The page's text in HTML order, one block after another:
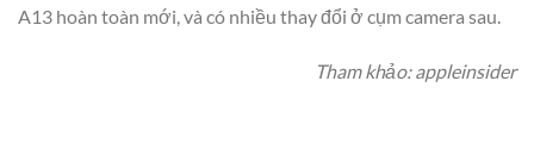
A13 hoàn toàn mới, và có nhiều thay đổi ở cụm camera sau.
Tham khảo: appleinsider